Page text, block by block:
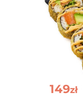
149zł